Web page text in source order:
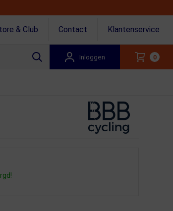
& Club Contact Klantenservice
Inloggen 0